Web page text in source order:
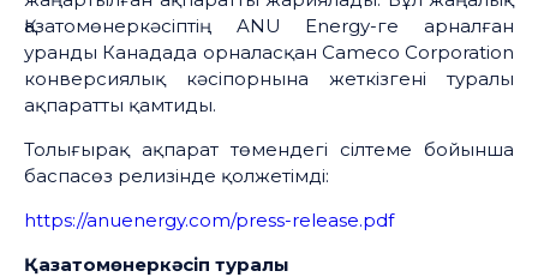
Қазатомөнеркәсіптің ANU Energy-ге арналған
уранды Канадада орналасқан Cameco Corporation
конверсиялық кәсіпорнына жеткізгені туралы
ақпаратты қамтиды.
Толығырақ ақпарат төмендегі сілтеме бойынша
баспасөз релизінде қолжетімді:
https://anuenergy.com/press-release.pdf
Қазатомөнеркәсіп туралы